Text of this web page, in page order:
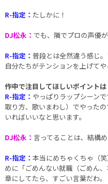
R-指定： たしかに！
DJ松永： でも、隣でプロの声優
R-指定： 普段とは全然違う感じ
自分たちがテンションを上げて
――作中で注目してほしいポイントは
R-指定： やっぱりラップシーン
取り方、歌いまわし）でやった
いればいいなと思います。
DJ松永： 言ってることは、結構
R-指定： 本当にめちゃくちゃ（
めに「ごめんない就職（ごめん
章にしてたら、すごい言葉だわ。